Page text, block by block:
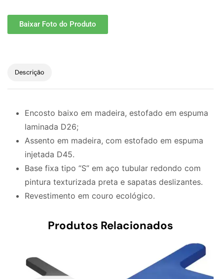
Baixar Foto do Produto
Descrição
Encosto baixo em madeira, estofado em espuma
laminada D26;
Assento em madeira, com estofado em espuma
injetada D45.
Base fixa tipo “S” em aço tubular redondo com
pintura texturizada preta e sapatas deslizantes.
Revestimento em couro ecológico.
Produtos Relacionados